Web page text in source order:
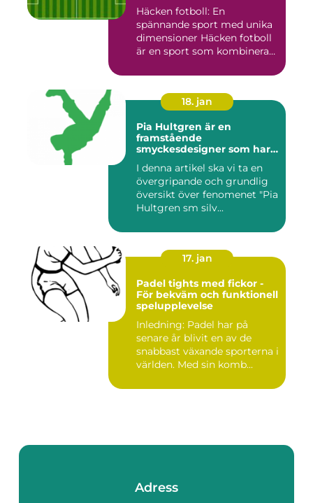
Häcken fotboll: En
spännande sport med unika
dimensioner Häcken fotboll
är en sport som kombinerar
18. jan
Pia Hultgren är en
framstående
smyckesdesigner som har
unika och vackra smycken i
silver
I denna artikel ska vi ta en
övergripande och grundlig
översikt över fenomenet "Pia
Hultgren sm silv...
17. jan
Padel tights med fickor -
För bekväm och funktionell
spelupplevelse
Inledning: Padel har på
senare år blivit en av de
snabbast växande sporterna i
världen. Med sin komb...
Adress